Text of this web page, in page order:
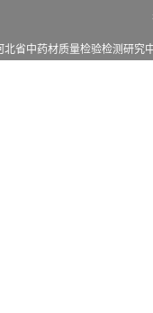
北省中药材质量检验检测研究